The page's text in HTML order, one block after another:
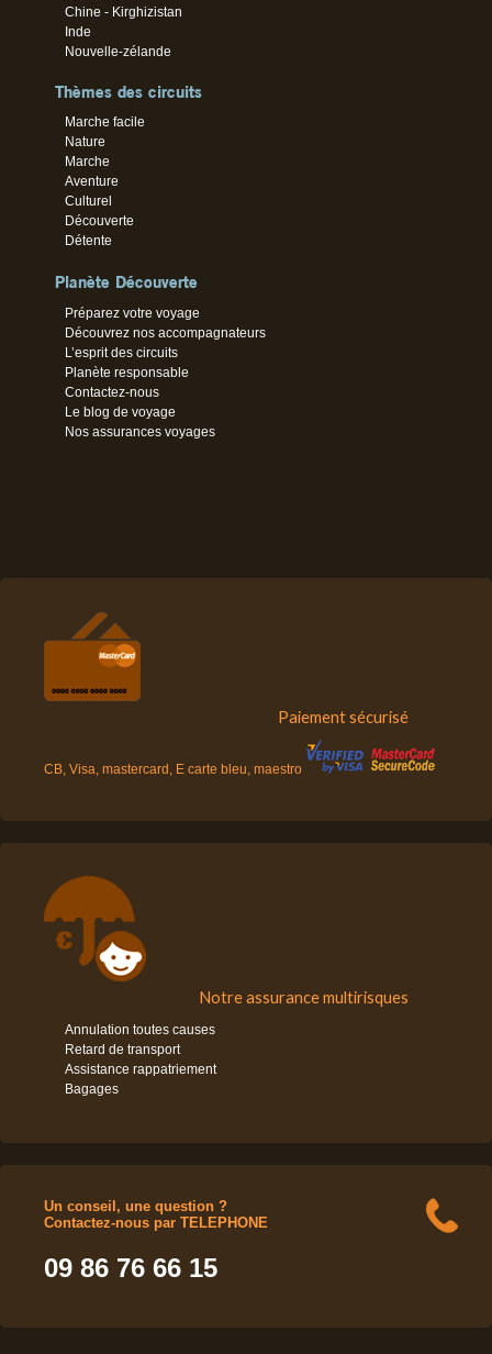
Chine - Kirghizistan
Inde
Nouvelle-zélande
Thèmes des circuits
Marche facile
Nature
Marche
Aventure
Culturel
Découverte
Détente
Planète Découverte
Préparez votre voyage
Découvrez nos accompagnateurs
L’esprit des circuits
Planète responsable
Contactez-nous
Le blog de voyage
Nos assurances voyages
Paiement sécurisé
CB, Visa, mastercard, E carte bleu, maestro
Notre assurance multirisques
Annulation toutes causes
Retard de transport
Assistance rappatriement
Bagages
Un conseil, une question ?
Contactez-nous par TELEPHONE
09 86 76 66 15